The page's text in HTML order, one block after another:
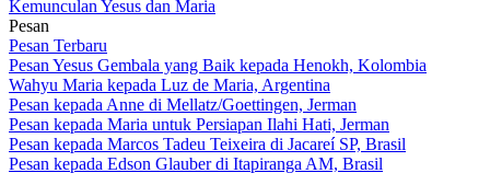
Kemunculan Yesus dan Maria
Pesan
Pesan Terbaru
Pesan Yesus Gembala yang Baik kepada Henokh, Kolombia
Wahyu Maria kepada Luz de Maria, Argentina
Pesan kepada Anne di Mellatz/Goettingen, Jerman
Pesan kepada Maria untuk Persiapan Ilahi Hati, Jerman
Pesan kepada Marcos Tadeu Teixeira di Jacareí SP, Brasil
Pesan kepada Edson Glauber di Itapiranga AM, Brasil